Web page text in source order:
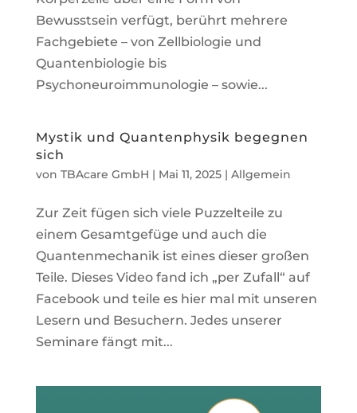
Bewusstsein verfügt, berührt mehrere
Fachgebiete – von Zellbiologie und
Quantenbiologie bis
Psychoneuroimmunologie – sowie...
Mystik und Quantenphysik begegnen
sich
von TBAcare GmbH | Mai 11, 2025| Allgemein
Zur Zeit fügen sich viele Puzzelteile zu
einem Gesamtgefüge und auch die
Quantenmechanik ist eines dieser großen
Teile. Dieses Video fand ich „per Zufall“ auf
Facebook und teile es hier mal mit unseren
Lesern und Besuchern. Jedes unserer
Seminare fängt mit...